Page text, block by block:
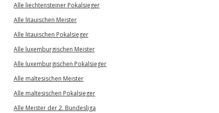
Alle liechtensteiner Pokalsieger
Alle litauischen Meister
Alle litauischen Pokalsieger
Alle luxemburgischen Meister
Alle luxemburgischen Pokalsieger
Alle maltesischen Meister
Alle maltesischen Pokalsieger
Alle Meister der 2. Bundesliga